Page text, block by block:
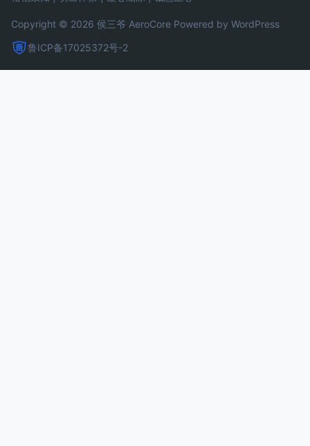
Copyright © 2026 侯三爷 AeroCore Powered by WordPress
鲁ICP备17025372号-2